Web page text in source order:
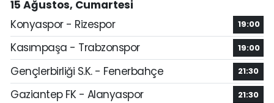
15 Ağustos, Cumartesi
Konyaspor - Rizespor
19:00
Kasımpaşa - Trabzonspor 19:00
Gençlerbirliği S.K. - Fenerbahçe 21:30
Gaziantep FK - Alanyaspor 21:30